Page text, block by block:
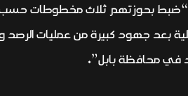
“ضبط بحوزتهم ثلاث مخطوطات حسب
بعد جهود كبيرة من عمليات الرصد
في محافظة بابل”.